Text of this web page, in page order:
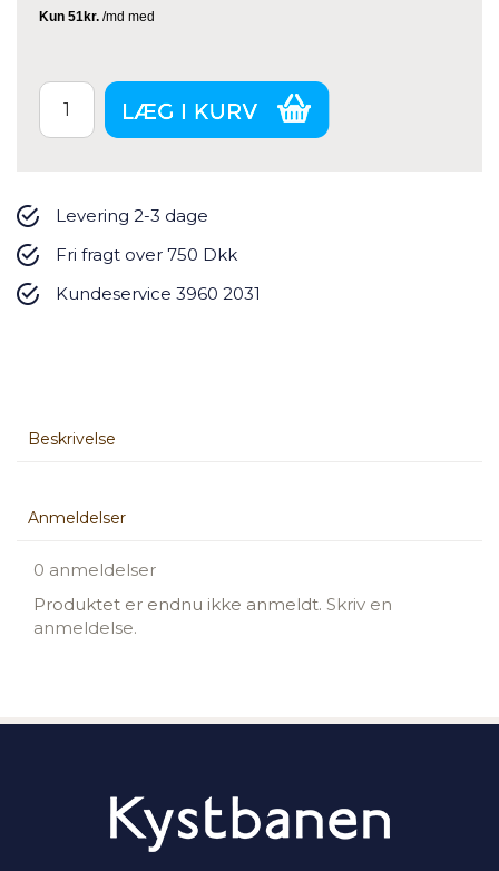
Levering 2-3 dage
Fri fragt over 750 Dkk
Kundeservice 3960 2031
Beskrivelse
Anmeldelser
0 anmeldelser
Produktet er endnu ikke anmeldt. Skriv en
anmeldelse.